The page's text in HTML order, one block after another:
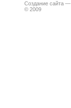
Создание сайта —
© 2009